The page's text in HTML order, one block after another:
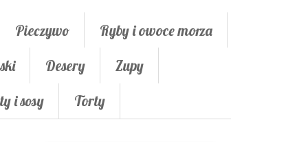
Pieczywo
Ryby i owoce morza
Desery
Zupy
i sosy
Torty